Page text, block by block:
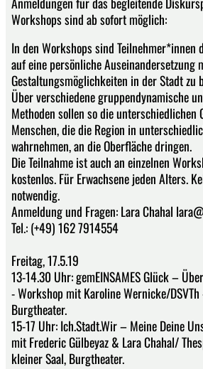
Workshops sind ab sofort möglich:
In den Workshops sind Teilnehmer*innen
auf eine persönliche Auseinandersetzung
Gestaltungsmöglichkeiten in der Stadt zu
Über verschiedene gruppendynamische
Methoden sollen so die unterschiedlichen
Menschen, die die Region in
wahrnehmen, an die Oberfläche dringen.
Die Teilnahme ist auch an einzelnen
kostenlos. Für Erwachsene jeden Alters.
notwendig.
Anmeldung und Fragen: Lara Chahal
Tel.: (+49) 162 7914554
Freitag, 17.5.19
13-14.30 Uhr: gemEINSAMES Glück –
- Workshop mit Karoline Wernicke/
Burgtheater.
15-17 Uhr: Ich.Stadt.Wir – Meine Deine
mit Frederic Gülbeyaz & Lara Chahal/
kleiner Saal, Burgtheater.